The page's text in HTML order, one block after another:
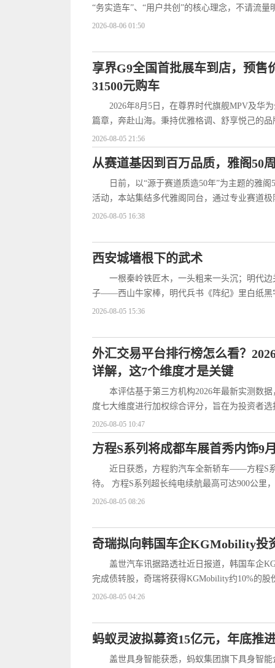
“务实造车”、“用户共创”的核心理念，不请流
2026-08-06 01:50
享界G9全国首批展车到店，预售
31500元购车
2026年8月5日，在尊界时代旗舰MPV及华
篇章，奔赴山海。秉持优雅格调、舒享悦己的
2026-08-05 21:56
从赛道基因到百万品质，雅阁50
日前，以“源于赛道质造50年”为主题的雅
活动，本站集结多代雅阁同台，通过专业赛道
2026-08-05 16:38
西安城墙根下的武术
一根秦岭铁匠木，一头粗来一头沉；明代
子——西山牛家棒，明代兵书《阵纪》里白纸黑
2026-08-05 15:36
外汇交易平台排行榜怎么看？
详解，这7个维度才是关键
本评估基于第三方机构2026年最新实测数
度七大维度进行加权综合评分，旨在为投资者
2026-08-05 10:47
方程S系列将成都车展首秀内饰9
近日获悉，方程豹汽车全新轿车——方程S
待。 方程S系列超长纯电续航最高可达900公里
2026-08-05 08:26
奇瑞拟向韩国车企KGMobility投
盖世汽车讯据路透社近日报道，韩国车企
完成债转股，奇瑞将获得KGMobility约10%的股
2026-08-05 04:26
蚂蚁灵波拟募资15亿元，年底推
盖世具身智能获悉，蚂蚁集团旗下具身智